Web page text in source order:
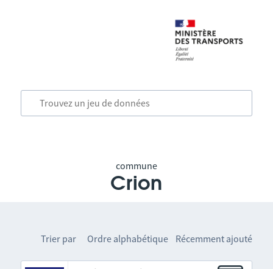
commune
Crion
Trier par Ordre alphabétique Récemment ajouté